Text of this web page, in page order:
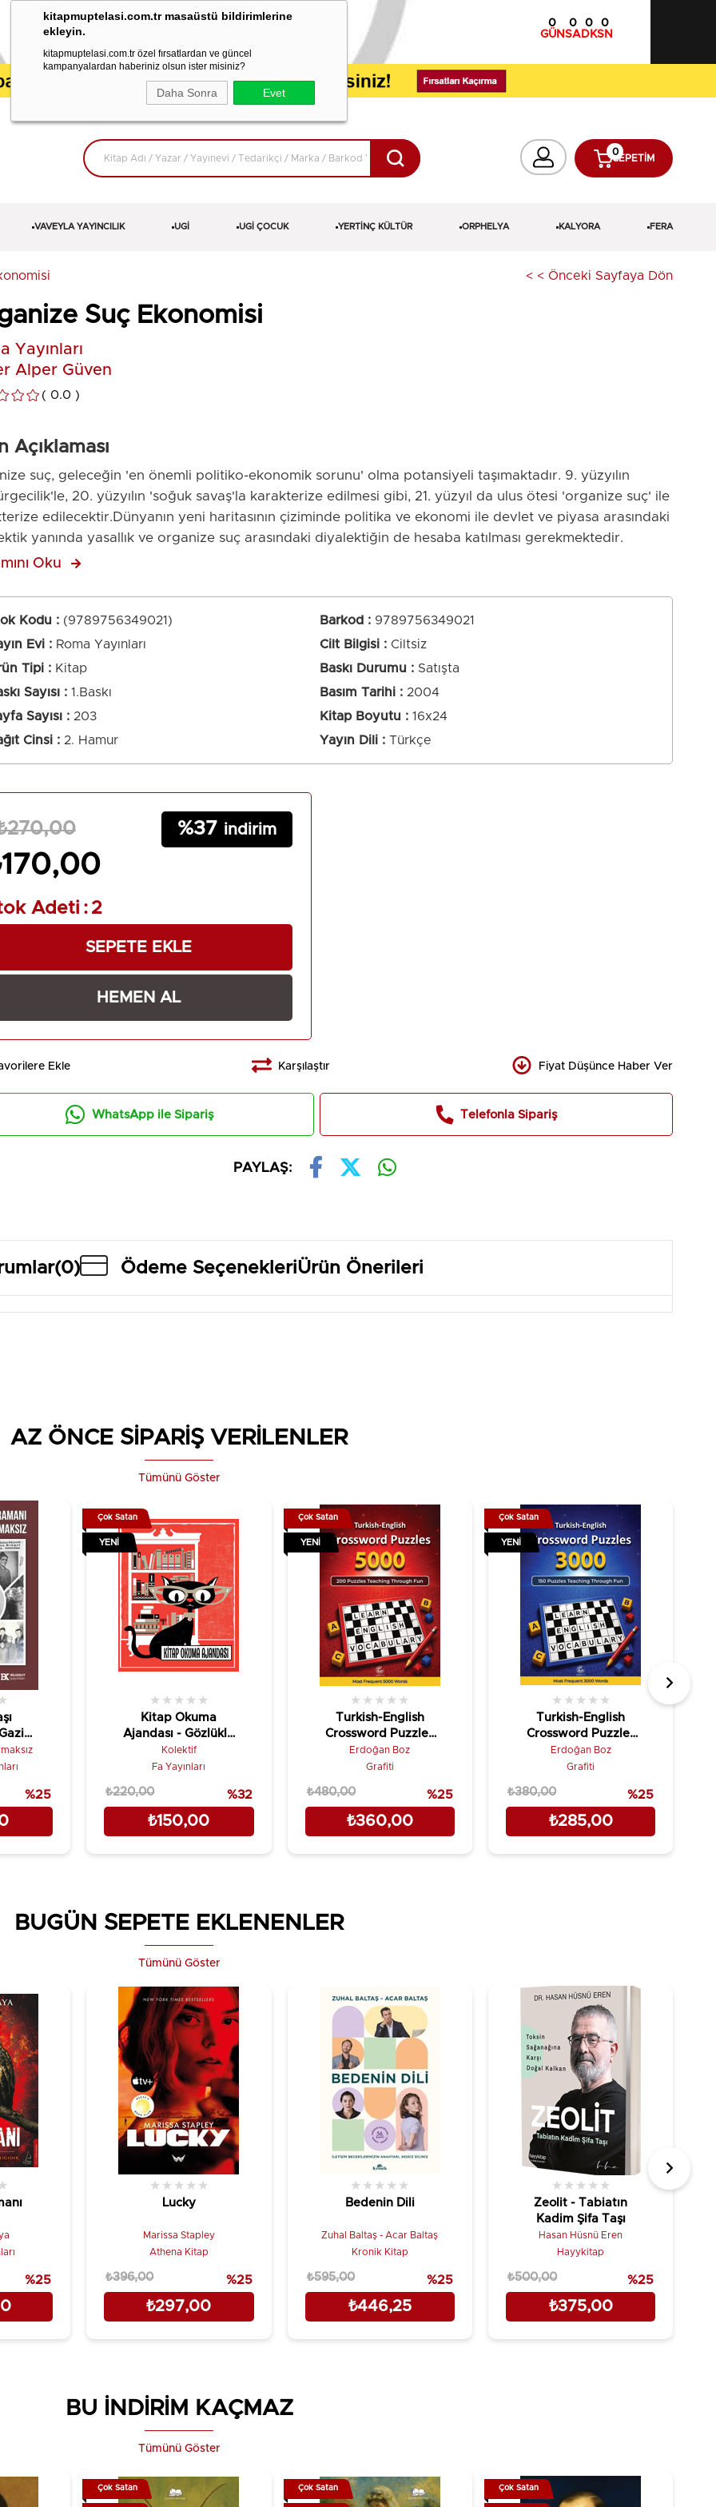
kitapmuptelasi.com.tr masaüstü bildirimlerine
ekleyin.
kitapmuptelasi.com.tr özel fırsatlardan ve güncel
kampanyalardan haberiniz olsun ister misiniz?
Daha Sonra Evet
0
GÜN
0
SA
0
DK
0
SN
SEPETIM
0
VAVEYLA YAYINCILIK UGİ UGİ ÇOCUK YERTİNÇ KÜLTÜR ORPHELYA KALYORA FERA
< < Önceki Sayfaya Dön
Suç Ekonomisi
Yayınları
Alper Güven
0.0
Açıklaması
suç, geleceğin 'en önemli politiko-ekonomik sorunu' olma potansiyeli taşımaktadır. 9. yüzyılın
20. yüzyılın 'soğuk savaş'la karakterize edilmesi gibi, 21. yüzyıl da ulus ötesi 'organize suç' ile
edilecektir.Dünyanın yeni haritasının çiziminde politika ve ekonomi ile devlet ve piyasa arasındaki
yanında yasallık ve organize suç arasındaki diyalektiğin de hesaba katılması gerekmektedir.
Oku
Kodu (9789756349021) Barkod : 9789756349021
Evi
Roma Yayınları Cilt Bilgisi
Ciltsiz
Tipi
Kitap Baskı Durumu
Satışta
Sayısı
1.Baskı Basım Tarihi
2004
Sayısı
203 Kitap Boyutu
16x24
Cinsi
2. Hamur Yayın Dili Türkçe
37
Adeti : 2
Ekle Karşılaştır Fiyat Düşünce Haber Ver
WhatsApp ile Sipariş Telefonla Sipariş
PAYLAŞ:
(0) Ödeme SeçenekleriÜrün Önerileri
AZ ÖNCE SİPARİŞ VERİLENLER
%25
Kitap Okuma
Ajandası - Gözlüklü
Kedi
★ ★ ★ ★ ★
Kolektif
Fa Yayınları
₺150,00
₺220,00 %32
Çok Satan
YENI
Turkish-English
Crossword Puzzles
(5000)
★ ★ ★ ★ ★
Erdoğan Boz
Grafiti
₺360,00
₺480,00 %25
Çok Satan
YENI
Turkish-English
Crossword Puzzles
(3000)
★ ★ ★ ★ ★
Erdoğan Boz
Grafiti
₺285,00
₺380,00 %25
Çok Satan
YENI
Tümünü Göster
BUGÜN SEPETE EKLENENLER
%25
Lucky
★ ★ ★ ★ ★
Marissa Stapley
Athena Kitap
₺297,00
₺396,00 %25
Bedenin Dili
★ ★ ★ ★ ★
Zuhal Baltaş - Acar Baltaş
Kronik Kitap
₺446,25
₺595,00 %25
Zeolit - Tabiatın
Kadim Şifa Taşı
★ ★ ★ ★ ★
Hasan Hüsnü Eren
Hayykitap
₺375,00
₺500,00 %25
Tümünü Göster
BU İNDİRİM KAÇMAZ
Çok Satan Çok Satan Çok Satan
Tümünü Göster